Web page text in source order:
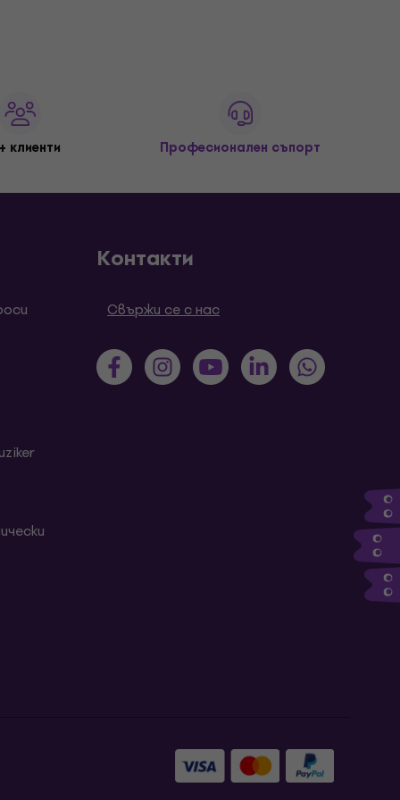
клиенти Професионален съпорт
Контакти
Свържи се с нас